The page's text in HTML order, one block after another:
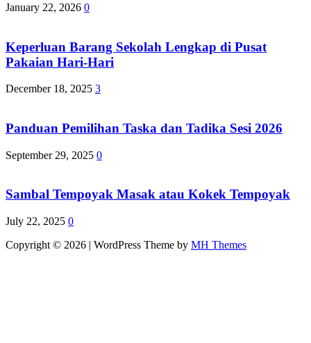
January 22, 2026 0
Keperluan Barang Sekolah Lengkap di Pusat
Pakaian Hari-Hari
December 18, 2025 3
Panduan Pemilihan Taska dan Tadika Sesi 2026
September 29, 2025 0
Sambal Tempoyak Masak atau Kokek Tempoyak
July 22, 2025 0
Copyright © 2026 | WordPress Theme by MH Themes